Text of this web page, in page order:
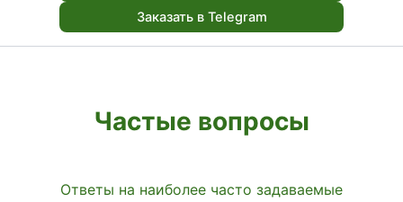
Заказать в Telegram
Частые вопросы
Ответы на наиболее часто задаваемые